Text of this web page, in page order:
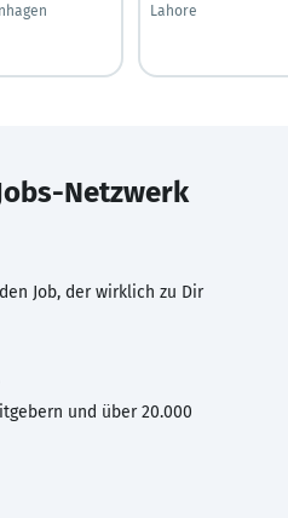
Lahore
Netzwerk
Job, der wirklich zu Dir
und über 20.000